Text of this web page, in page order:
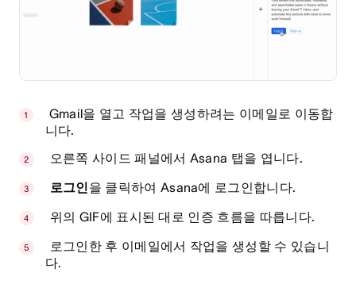
Gmail을 열고 작업을 생성하려는 이메일로 이동합
니다.
오른쪽 사이드 패널에서 Asana 탭을 엽니다.
로그인 을 클릭하여 Asana에 로그인합니다.
위의 GIF에 표시된 대로 인증 흐름을 따릅니다.
로그인한 후 이메일에서 작업을 생성할 수 있습니
다.